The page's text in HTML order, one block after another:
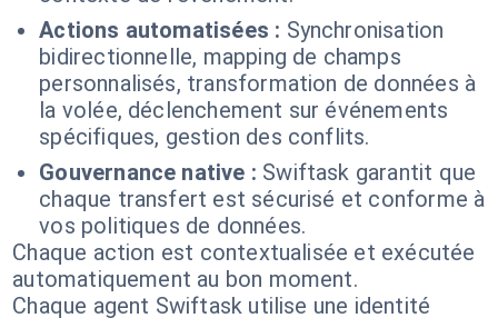
Actions automatisées : Synchronisation
bidirectionnelle, mapping de champs
personnalisés, transformation de données à
la volée, déclenchement sur événements
spécifiques, gestion des conflits.
Gouvernance native : Swiftask garantit que
chaque transfert est sécurisé et conforme à
vos politiques de données.
Chaque action est contextualisée et exécutée
automatiquement au bon moment.
Chaque agent Swiftask utilise une identité